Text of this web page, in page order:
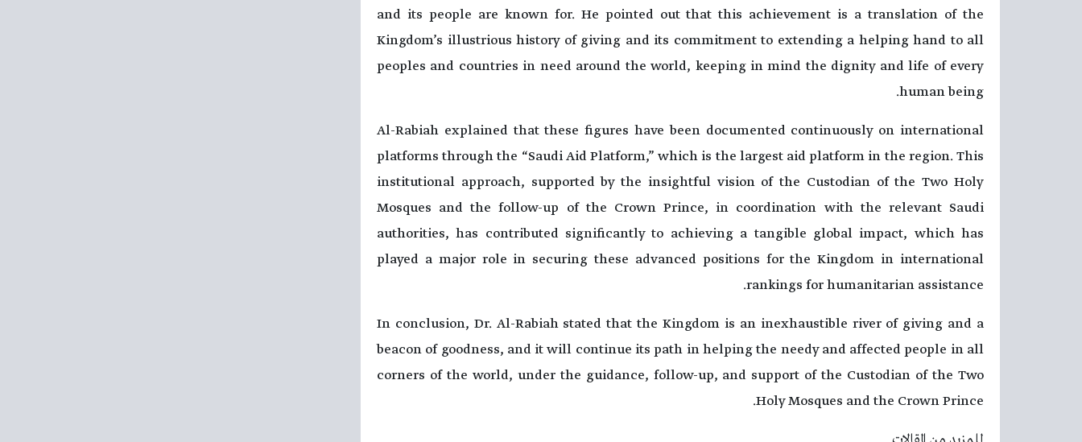
and its people are known for. He pointed out that this achievement is a translation of the
Kingdom’s illustrious history of giving and its commitment to extending a helping hand to all
peoples and countries in need around the world, keeping in mind the dignity and life of every
human being.
Al-Rabiah explained that these figures have been documented continuously on international
platforms through the “Saudi Aid Platform,” which is the largest aid platform in the region. This
institutional approach, supported by the insightful vision of the Custodian of the Two Holy
Mosques and the follow-up of the Crown Prince, in coordination with the relevant Saudi
authorities, has contributed significantly to achieving a tangible global impact, which has
played a major role in securing these advanced positions for the Kingdom in international
rankings for humanitarian assistance.
In conclusion, Dr. Al-Rabiah stated that the Kingdom is an inexhaustible river of giving and a
beacon of goodness, and it will continue its path in helping the needy and affected people in all
corners of the world, under the guidance, follow-up, and support of the Custodian of the Two
Holy Mosques and the Crown Prince.